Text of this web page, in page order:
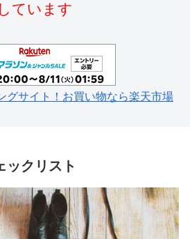
しています
グサイト！お買い物なら楽天市場
ックリスト